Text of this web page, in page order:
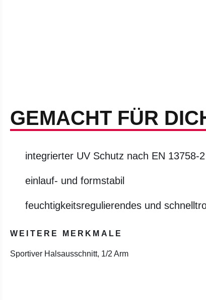
GEMACHT FÜR
integrierter UV Schutz nach EN 13758-2
einlauf- und formstabil
feuchtigkeitsregulierendes und
WEITERE MERKMALE
Sportiver Halsausschnitt, 1/2 Arm